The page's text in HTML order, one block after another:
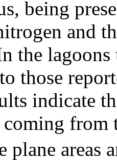
being
and
the
those
indicate
from
plane areas